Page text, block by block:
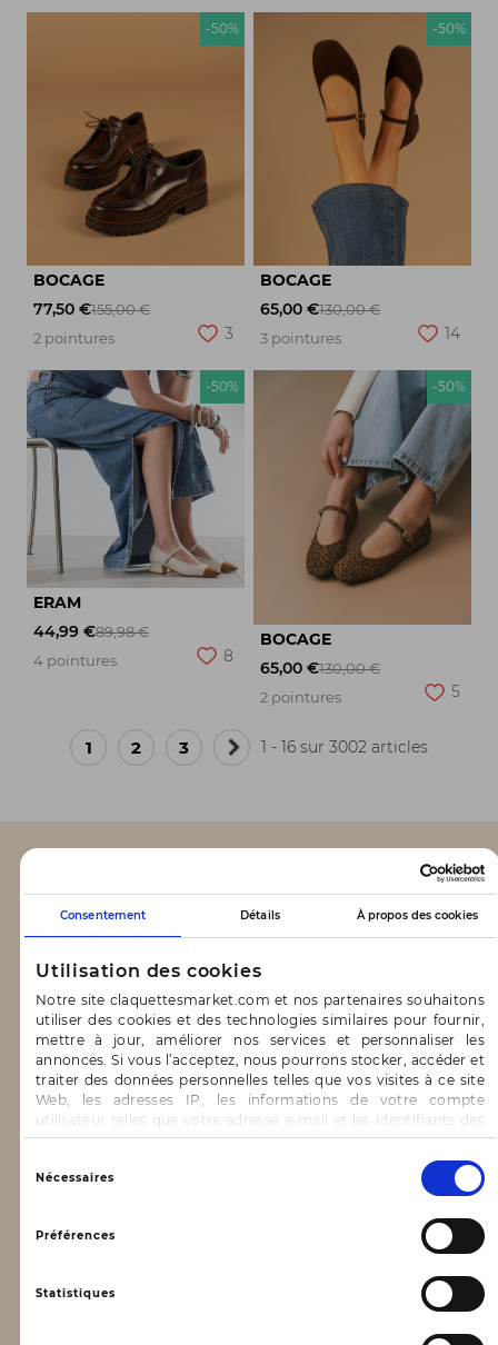
Consentement Détails À propos des cookies
Utilisation des cookies
Notre site claquettesmarket.com et nos partenaires souhaitons
utiliser des cookies et des technologies similaires pour fournir,
mettre à jour, améliorer nos services et personnaliser les
annonces. Si vous l’acceptez, nous pourrons stocker, accéder et
traiter des données personnelles telles que vos visites à ce site
Web, les adresses IP, les informations de votre compte
utilisateur telles que votre adresse e-mail et les identifiants des
cookies.
Vous avez le choix d’« Accepter » pour consentir à ces
utilisations, de « Refuser » pour vous y opposer ou
de sélectionner vos préférences concernant chaque catégorie
de cookie en cliquant sur « Valider la sélection » pour valider vos
options. Vous pouvez à tout moment modifier vos préférences
Nécessaires
Préférences
Statistiques
-50%
BOCAGE
77,50 €155,00 €
2 pointures
3
-50%
BOCAGE
65,00 €130,00 €
3 pointures
14
-50%
ERAM
44,99 €89,98 €
4 pointures
8
-50%
BOCAGE
65,00 €130,00 €
2 pointures
5
1 2 3
Page
1 - 16 sur 3002 articles
CLAQUETTES MARKET
Blog
CONTACT & AIDE
FAQ
Nous contacter
INFORMATIONS
Mentions légales
Données personnelles, vie privée